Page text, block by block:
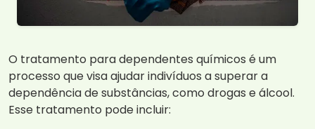
O tratamento para dependentes químicos é um
processo que visa ajudar indivíduos a superar a
dependência de substâncias, como drogas e álcool.
Esse tratamento pode incluir: